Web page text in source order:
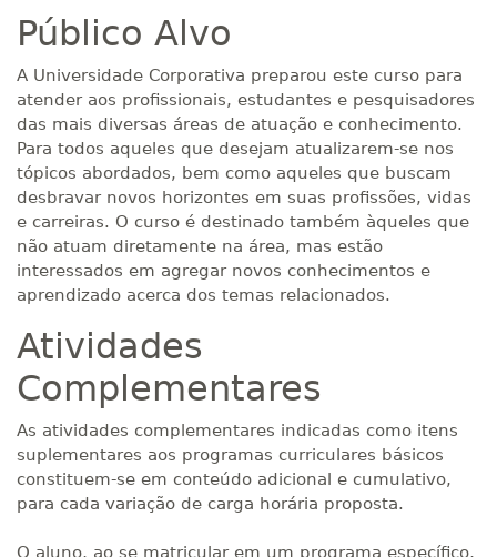
Público Alvo
A Universidade Corporativa preparou este curso para
atender aos profissionais, estudantes e pesquisadores
das mais diversas áreas de atuação e conhecimento.
Para todos aqueles que desejam atualizarem-se nos
tópicos abordados, bem como aqueles que buscam
desbravar novos horizontes em suas profissões, vidas
e carreiras. O curso é destinado também àqueles que
não atuam diretamente na área, mas estão
interessados em agregar novos conhecimentos e
aprendizado acerca dos temas relacionados.
Atividades
Complementares
As atividades complementares indicadas como itens
suplementares aos programas curriculares básicos
constituem-se em conteúdo adicional e cumulativo,
para cada variação de carga horária proposta.
O aluno, ao se matricular em um programa específico,